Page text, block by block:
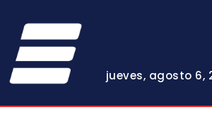
jueves, agosto 6,